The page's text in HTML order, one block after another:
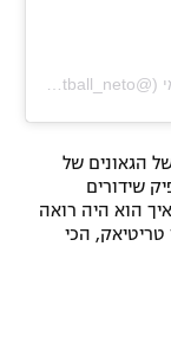
A post shared by נטו כדורגל- הפרופיל הרשמי (@football_neto)
הגאונים של
שידורים
הוא היה רואה
טריטיאק, הכי